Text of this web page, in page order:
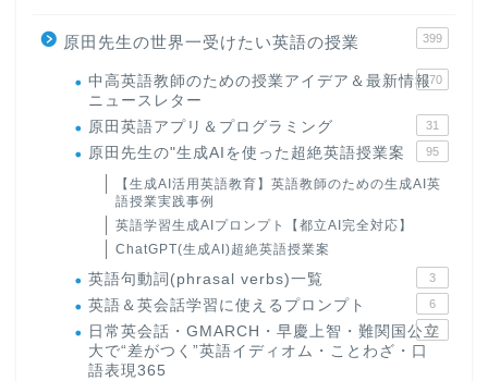
原田先生の世界一受けたい英語の授業 399
中高英語教師のための授業アイデア＆最新情報
ニュースレター
170
原田英語アプリ＆プログラミング 31
原田先生の"生成AIを使った超絶英語授業案 95
【生成AI活用英語教育】英語教師のための生成AI英
語授業実践事例
英語学習生成AIプロンプト【都立AI完全対応】
ChatGPT(生成AI)超絶英語授業案
英語句動詞(phrasal verbs)一覧 3
英語＆英会話学習に使えるプロンプト 6
日常英会話・GMARCH・早慶上智・難関国公立
大で“差がつく”英語イディオム・ことわざ・口
語表現365
22